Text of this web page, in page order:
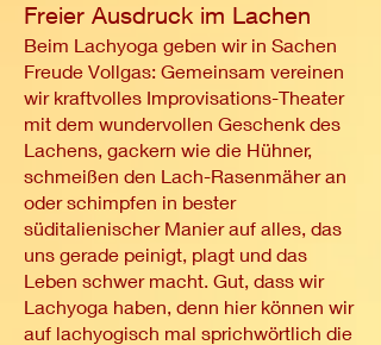
Freier Ausdruck im Lachen
Beim Lachyoga geben wir in Sachen
Freude Vollgas: Gemeinsam vereinen
wir kraftvolles Improvisations-Theater
mit dem wundervollen Geschenk des
Lachens, gackern wie die Hühner,
schmeißen den Lach-Rasenmäher an
oder schimpfen in bester
süditalienischer Manier auf alles, das
uns gerade peinigt, plagt und das
Leben schwer macht. Gut, dass wir
Lachyoga haben, denn hier können wir
auf lachyogisch mal sprichwörtlich die